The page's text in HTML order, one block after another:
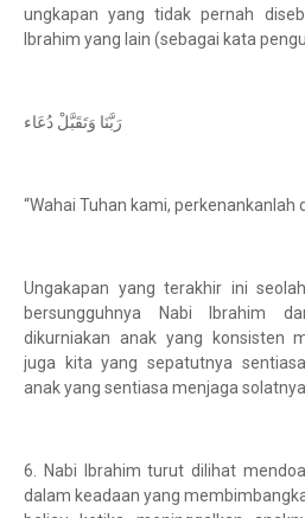
ungkapan yang tidak pernah
Ibrahim yang lain (sebagai kata
رَبَّنَا وَتَقَبَّلْ دُعَاء
“Wahai Tuhan kami, perkenankanlah
Ungakapan yang terakhir ini
bersungguhnya Nabi Ibrahim
dikurniakan anak yang konsisten
juga kita yang sepatutnya
anak yang sentiasa menjaga solatnya.
6. Nabi Ibrahim turut dilihat
dalam keadaan yang